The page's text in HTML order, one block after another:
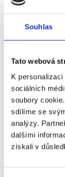
Souhlas
Tato webová
K
sociálních
soubory
sdílíme se
analýzy.
dalšími
získali v
SSC
Příplatky za
Název